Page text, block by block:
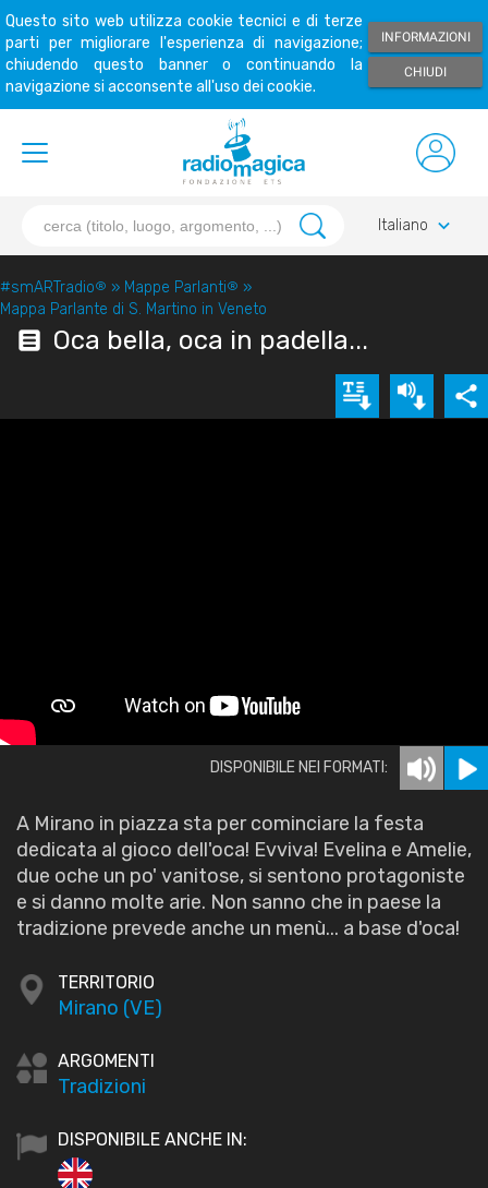
Questo sito web utilizza cookie tecnici e di terze
parti per migliorare l'esperienza di navigazione;
chiudendo questo banner o continuando la
navigazione si acconsente all'uso dei cookie.
INFORMAZIONI
CHIUDI
Italiano keyboard_arrow_down
#smARTradio® » Mappe Parlanti® »
Mappa Parlante di S. Martino in Veneto
Oca bella, oca in padella...
DISPONIBILE NEI FORMATI:
A Mirano in piazza sta per cominciare la festa
dedicata al gioco dell'oca! Evviva! Evelina e Amelie,
due oche un po' vanitose, si sentono protagoniste
e si danno molte arie. Non sanno che in paese la
tradizione prevede anche un menù... a base d'oca!
TERRITORIO
Mirano (VE)
ARGOMENTI
Tradizioni
DISPONIBILE ANCHE IN: